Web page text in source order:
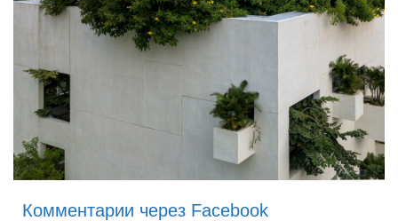
Комментарии через Facebook